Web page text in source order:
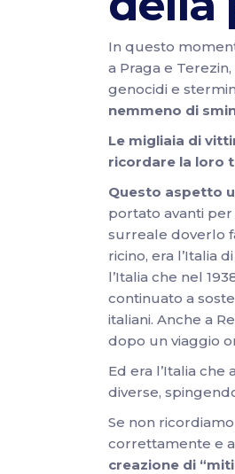
In questo
a Praga e
genocidi e
nemmeno di
Le migliaia di
ricordare la loro
Questo aspetto
portato avanti
surreale doverlo
ricino, era l’Italia
l’Italia che nel
continuato a
italiani. Anche a
dopo un viaggio
Ed era l’Italia
diverse,
Se non
correttamente e
creazione di